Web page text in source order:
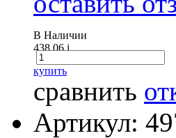
В Наличии
438.06i
купить
сравнить
Артикул: